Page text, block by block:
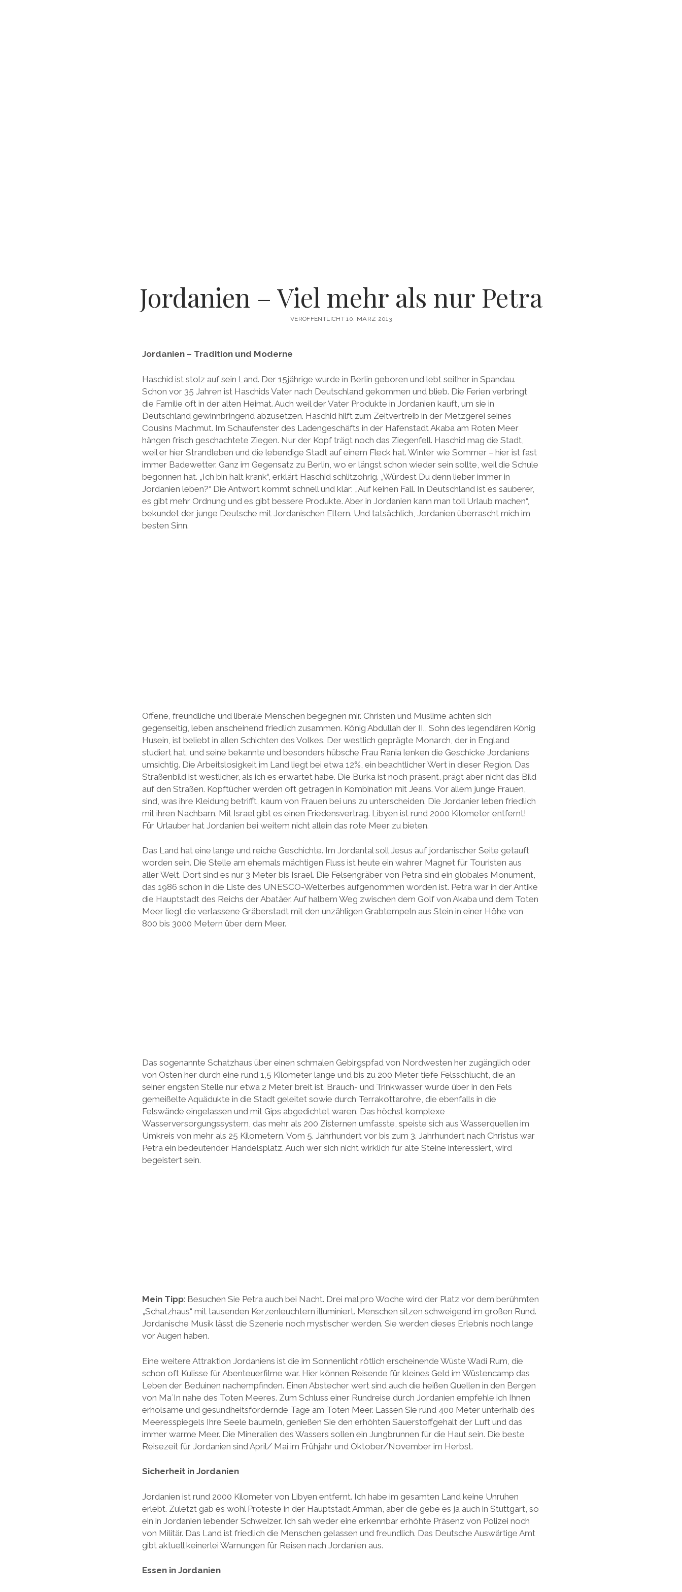
Jordanien – Viel mehr als nur Petra
VERÖFFENTLICHT 10. MÄRZ 2013
Jordanien – Tradition und Moderne
Haschid ist stolz auf sein Land. Der 15jährige wurde in Berlin geboren und lebt seither in Spandau.
Schon vor 35 Jahren ist Haschids Vater nach Deutschland gekommen und blieb. Die Ferien verbringt
die Familie oft in der alten Heimat. Auch weil der Vater Produkte in Jordanien kauft, um sie in
Deutschland gewinnbringend abzusetzen. Haschid hilft zum Zeitvertreib in der Metzgerei seines
Cousins Machmut. Im Schaufenster des Ladengeschäfts in der Hafenstadt Akaba am Roten Meer
hängen frisch geschachtete Ziegen. Nur der Kopf trägt noch das Ziegenfell. Haschid mag die Stadt,
weil er hier Strandleben und die lebendige Stadt auf einem Fleck hat. Winter wie Sommer – hier ist fast
immer Badewetter. Ganz im Gegensatz zu Berlin, wo er längst schon wieder sein sollte, weil die Schule
begonnen hat. „Ich bin halt krank“, erklärt Haschid schlitzohrig. „Würdest Du denn lieber immer in
Jordanien leben?“ Die Antwort kommt schnell und klar: „Auf keinen Fall. In Deutschland ist es sauberer,
es gibt mehr Ordnung und es gibt bessere Produkte. Aber in Jordanien kann man toll Urlaub machen“,
bekundet der junge Deutsche mit Jordanischen Eltern. Und tatsächlich, Jordanien überrascht mich im
besten Sinn.
Offene, freundliche und liberale Menschen begegnen mir. Christen und Muslime achten sich
gegenseitig, leben anscheinend friedlich zusammen. König Abdullah der II., Sohn des legendären König
Husein, ist beliebt in allen Schichten des Volkes. Der westlich geprägte Monarch, der in England
studiert hat, und seine bekannte und besonders hübsche Frau Rania lenken die Geschicke Jordaniens
umsichtig. Die Arbeitslosigkeit im Land liegt bei etwa 12%, ein beachtlicher Wert in dieser Region. Das
Straßenbild ist westlicher, als ich es erwartet habe. Die Burka ist noch präsent, prägt aber nicht das Bild
auf den Straßen. Kopftücher werden oft getragen in Kombination mit Jeans. Vor allem junge Frauen,
sind, was ihre Kleidung betrifft, kaum von Frauen bei uns zu unterscheiden. Die Jordanier leben friedlich
mit ihren Nachbarn. Mit Israel gibt es einen Friedensvertrag. Libyen ist rund 2000 Kilometer entfernt!
Für Urlauber hat Jordanien bei weitem nicht allein das rote Meer zu bieten.
Das Land hat eine lange und reiche Geschichte. Im Jordantal soll Jesus auf jordanischer Seite getauft
worden sein. Die Stelle am ehemals mächtigen Fluss ist heute ein wahrer Magnet für Touristen aus
aller Welt. Dort sind es nur 3 Meter bis Israel. Die Felsengräber von Petra sind ein globales Monument,
das 1986 schon in die Liste des UNESCO-Welterbes aufgenommen worden ist. Petra war in der Antike
die Hauptstadt des Reichs der Abatäer. Auf halbem Weg zwischen dem Golf von Akaba und dem Toten
Meer liegt die verlassene Gräberstadt mit den unzähligen Grabtempeln aus Stein in einer Höhe von
800 bis 3000 Metern über dem Meer.
Das sogenannte Schatzhaus über einen schmalen Gebirgspfad von Nordwesten her zugänglich oder
von Osten her durch eine rund 1,5 Kilometer lange und bis zu 200 Meter tiefe Felsschlucht, die an
seiner engsten Stelle nur etwa 2 Meter breit ist. Brauch- und Trinkwasser wurde über in den Fels
gemeißelte Aquädukte in die Stadt geleitet sowie durch Terrakottarohre, die ebenfalls in die
Felswände eingelassen und mit Gips abgedichtet waren. Das höchst komplexe
Wasserversorgungssystem, das mehr als 200 Zisternen umfasste, speiste sich aus Wasserquellen im
Umkreis von mehr als 25 Kilometern. Vom 5. Jahrhundert vor bis zum 3. Jahrhundert nach Christus war
Petra ein bedeutender Handelsplatz. Auch wer sich nicht wirklich für alte Steine interessiert, wird
begeistert sein.
Mein Tipp: Besuchen Sie Petra auch bei Nacht. Drei mal pro Woche wird der Platz vor dem berühmten
„Schatzhaus“ mit tausenden Kerzenleuchtern illuminiert. Menschen sitzen schweigend im großen Rund.
Jordanische Musik lässt die Szenerie noch mystischer werden. Sie werden dieses Erlebnis noch lange
vor Augen haben.
Eine weitere Attraktion Jordaniens ist die im Sonnenlicht rötlich erscheinende Wüste Wadi Rum, die
schon oft Kulisse für Abenteuerfilme war. Hier können Reisende für kleines Geld im Wüstencamp das
Leben der Beduinen nachempfinden. Einen Abstecher wert sind auch die heißen Quellen in den Bergen
von Ma´In nahe des Toten Meeres. Zum Schluss einer Rundreise durch Jordanien empfehle ich Ihnen
erholsame und gesundheitsfördernde Tage am Toten Meer. Lassen Sie rund 400 Meter unterhalb des
Meeresspiegels Ihre Seele baumeln, genießen Sie den erhöhten Sauerstoffgehalt der Luft und das
immer warme Meer. Die Mineralien des Wassers sollen ein Jungbrunnen für die Haut sein. Die beste
Reisezeit für Jordanien sind April/ Mai im Frühjahr und Oktober/November im Herbst.
Sicherheit in Jordanien
Jordanien ist rund 2000 Kilometer von Libyen entfernt. Ich habe im gesamten Land keine Unruhen
erlebt. Zuletzt gab es wohl Proteste in der Hauptstadt Amman, aber die gebe es ja auch in Stuttgart, so
ein in Jordanien lebender Schweizer. Ich sah weder eine erkennbar erhöhte Präsenz von Polizei noch
von Militär. Das Land ist friedlich die Menschen gelassen und freundlich. Das Deutsche Auswärtige Amt
gibt aktuell keinerlei Warnungen für Reisen nach Jordanien aus.
Essen in Jordanien